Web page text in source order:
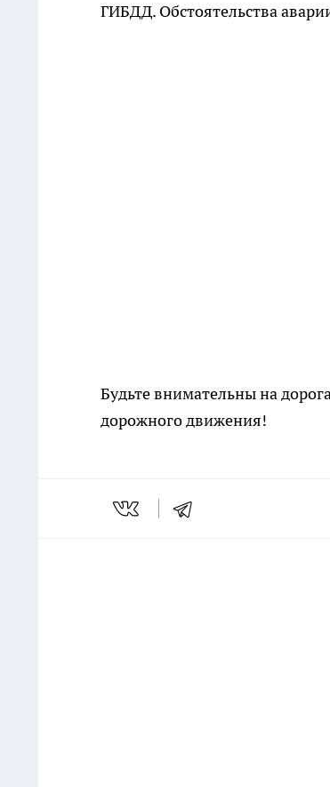
ГИБДД. Обстоятельства
Будьте внимательны на
дорожного движения!